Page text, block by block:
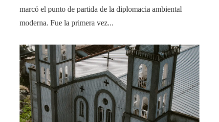
marcó el punto de partida de la diplomacia ambiental
moderna. Fue la primera vez...